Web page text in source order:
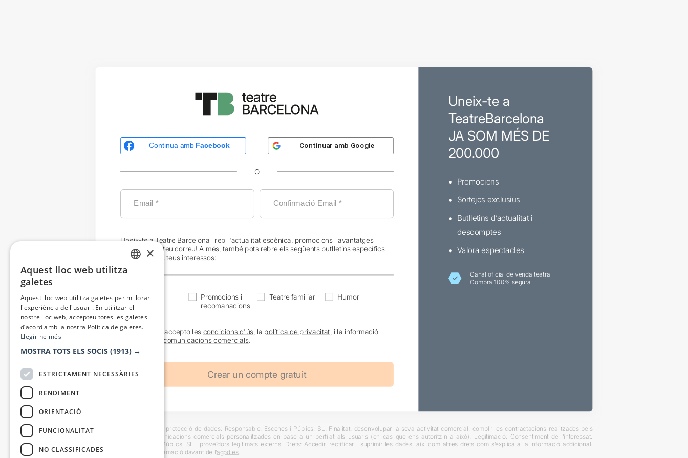
Continua amb Facebook Continuar amb Google
O
Uneix-te a Teatre Barcelona i rep l'actualitat escènica, promocions i avantatges
exclusives al teu correu! A més, també pots rebre els següents butlletins específics
en funció dels teus interessos:
Actualitat
Promocions i
recomanacions
Teatre familiar Humor
He llegit i accepto les condicions d'ús , la política de privacitat , i la informació
comunicacions comercials.
Uneix-te a
TeatreBarcelona
JA SOM MÉS DE
200.000
Promocions
Sortejos exclusius
Butlletins d’actualitat i
descomptes
Valora espectacles
Canal oficial de venda teatral
Compra 100% segura
Informació bàsica sobre protecció de dades: Responsable: Escenes i Públics, SL. Finalitat: desenvolupar la seva activitat comercial, complir les contractacions realitzades pels
usuaris i trametre comunicacions comercials personalitzades en base a un perfilat als usuaris (en cas que ens autoritzin a això). Legitimació: Consentiment de l’interessat.
Destinataris: Escenes i Públics, SL i proveïdors legitimats externs. Drets: Accedir, rectificar i suprimir les dades, així com altres drets com s’explica a la informació addicional
També es pot instar reclamació davant de l’agpd.es
×
Aquest lloc web utilitza
galetes
Aquest lloc web utilitza galetes per millorar
l'experiència de l'usuari. En utilitzar el
nostre lloc web, accepteu totes les galetes
d’acord amb la nostra Política de galetes.
Llegir-ne més
MOSTRA TOTS ELS SOCIS (1913) →
ESTRICTAMENT NECESSÀRIES
RENDIMENT
ORIENTACIÓ
FUNCIONALITAT
NO CLASSIFICADES